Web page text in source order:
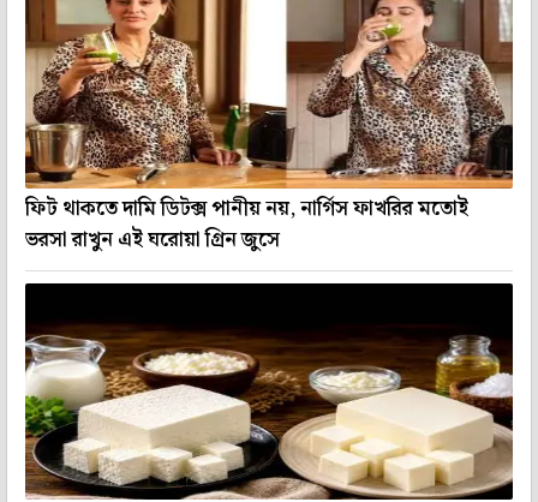
ফিট থাকতে দামি ডিটক্স পানীয় নয়, নার্গিস ফাখরির মতোই
ভরসা রাখুন এই ঘরোয়া গ্রিন জুসে